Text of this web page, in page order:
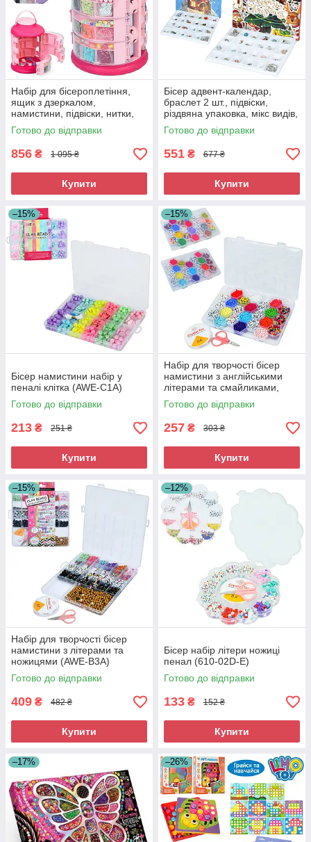
Набір для бісероплетіння,
ящик з дзеркалом,
намистини, підвіски, нитки,
пінцет, застібки, 3 яруси
(KSY935)
Готово до відправки
856 ₴ 1 095 ₴
Купити
Бісер адвент-календар,
браслет 2 шт., підвіски,
різдвяна упаковка, мікс видів,
кор., 20-17-2 см (DLS-1177-
78)
Готово до відправки
551 ₴ 677 ₴
Купити
–15%
Бісер намистини набір у
пеналі клітка (AWE-C1A)
Готово до відправки
213 ₴ 251 ₴
Купити
–15%
Набір для творчості бісер
намистини з англійськими
літерами та смайликами,
ножиці (242-43)
Готово до відправки
257 ₴ 303 ₴
Купити
–15%
Набір для творчості бісер
намистини з літерами та
ножицями (AWE-B3A)
Готово до відправки
409 ₴ 482 ₴
Купити
–12%
Бісер набір літери ножиці
пенал (610-02D-E)
Готово до відправки
133 ₴ 152 ₴
Купити
–17% –26%